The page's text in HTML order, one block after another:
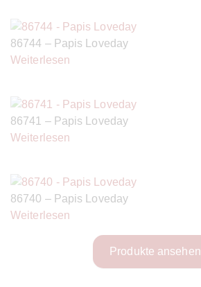
86744 – Papis Loveday
Weiterlesen
86741 – Papis Loveday
Weiterlesen
86740 – Papis Loveday
Weiterlesen
Produkte ansehen